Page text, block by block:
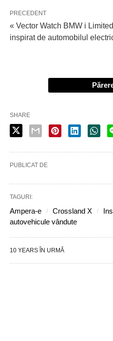
PRECEDENT
« Vector Watch BMW i
inspirat de automobilul
SHARE
PUBLICAT DE
TAGURI:
Ampera-e Crossland X
autovehicule vândute
10 YEARS ÎN URMĂ